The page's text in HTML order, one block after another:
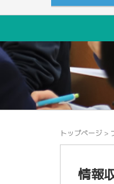
トップページ >
情報